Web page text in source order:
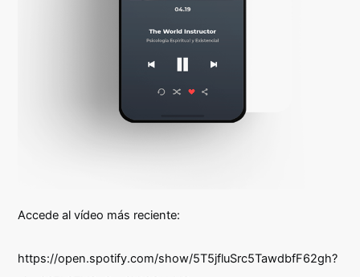
Accede al vídeo más reciente:
https://open.spotify.com/show/5T5jfluSrc5TawdbfF62gh?